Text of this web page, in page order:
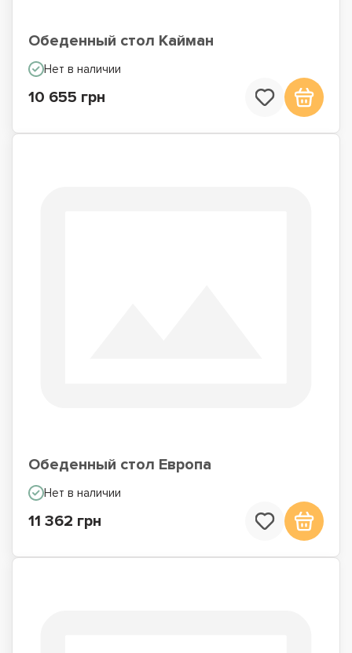
Обеденный стол Кайман
Нет в наличии
10 655 грн
Обеденный стол Европа
Нет в наличии
11 362 грн